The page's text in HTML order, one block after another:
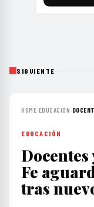
SIGUIENTE
HOME›EDUCACIÓN›
EDUCACIÓN
Docentes
Fe
tras